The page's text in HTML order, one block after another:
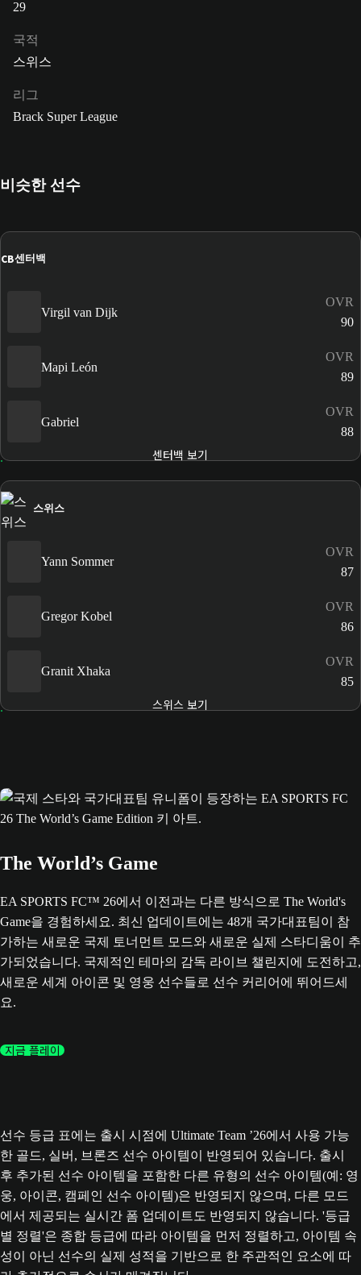
29
국적
스위스
리그
Brack Super League
비슷한 선수
CB센터백
Virgil van Dijk
OVR
90
Mapi León
OVR
89
Gabriel
OVR
88
센터백 보기
스위스
Yann Sommer
OVR
87
Gregor Kobel
OVR
86
Granit Xhaka
OVR
85
스위스 보기
The World’s Game
EA SPORTS FC™ 26에서 이전과는 다른 방식으로 The World's
Game을 경험하세요. 최신 업데이트에는 48개 국가대표팀이 참
가하는 새로운 국제 토너먼트 모드와 새로운 실제 스타디움이 추
가되었습니다. 국제적인 테마의 감독 라이브 챌린지에 도전하고,
새로운 세계 아이콘 및 영웅 선수들로 선수 커리어에 뛰어드세
요.
지금 플레이
선수 등급 표에는 출시 시점에 Ultimate Team ’26에서 사용 가능
한 골드, 실버, 브론즈 선수 아이템이 반영되어 있습니다. 출시
후 추가된 선수 아이템을 포함한 다른 유형의 선수 아이템(예: 영
웅, 아이콘, 캠페인 선수 아이템)은 반영되지 않으며, 다른 모드
에서 제공되는 실시간 폼 업데이트도 반영되지 않습니다. '등급
별 정렬'은 종합 등급에 따라 아이템을 먼저 정렬하고, 아이템 속
성이 아닌 선수의 실제 성적을 기반으로 한 주관적인 요소에 따